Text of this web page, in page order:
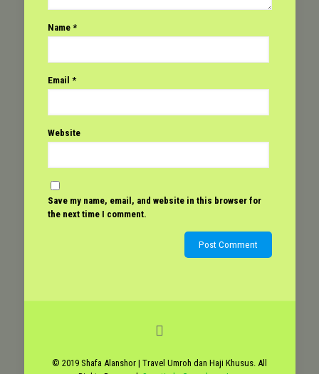
Name *
Email *
Website
Save my name, email, and website in this browser for
the next time I comment.
© 2019 Shafa Alanshor | Travel Umroh dan Haji Khusus. All